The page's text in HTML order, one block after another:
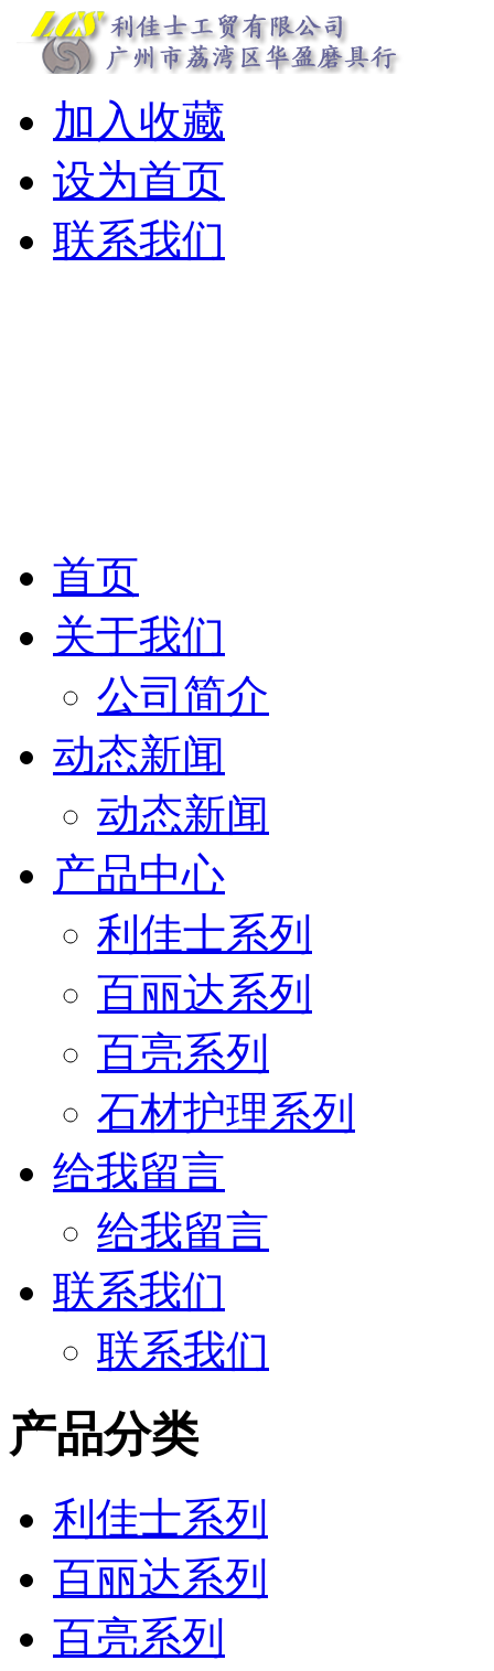
加入收藏
设为首页
联系我们
首页
关于我们
公司简介
动态新闻
动态新闻
产品中心
利佳士系列
百丽达系列
百亮系列
石材护理系列
给我留言
给我留言
联系我们
联系我们
产品分类
利佳士系列
百丽达系列
百亮系列